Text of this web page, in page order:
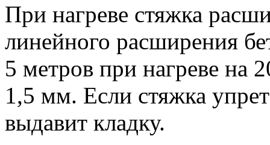
При нагреве стяжка
линейного расширения
5 метров при нагреве на
1,5 мм. Если стяжка
выдавит кладку.